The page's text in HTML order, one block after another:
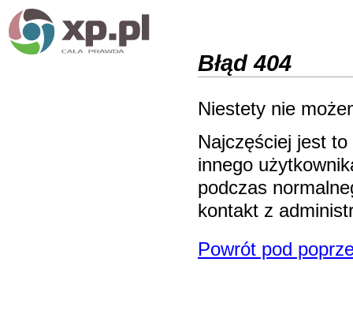
Błąd 404
Niestety nie
Najczęściej jest
innego
podczas
kontakt z
Powrót pod